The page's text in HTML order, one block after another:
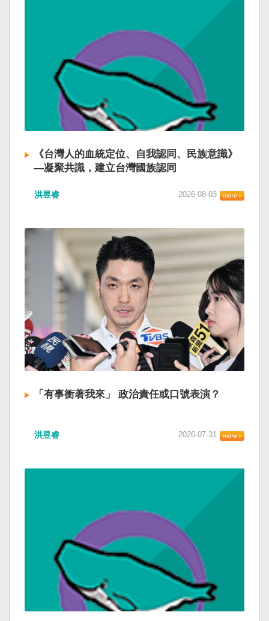
《台灣人的血統定位、自我認同、民族意識》
—凝聚共識，建立台灣國族認同
洪昱睿 2026-08-03
「有事衝著我來」 政治責任或口號表演？
洪昱睿 2026-07-31